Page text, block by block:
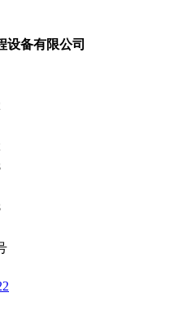
设备有限公司